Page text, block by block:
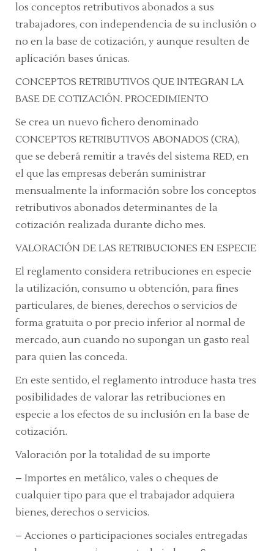
los conceptos retributivos abonados a sus
trabajadores, con independencia de su inclusión o
no en la base de cotización, y aunque resulten de
aplicación bases únicas.
CONCEPTOS RETRIBUTIVOS QUE INTEGRAN LA
BASE DE COTIZACIÓN. PROCEDIMIENTO
Se crea un nuevo fichero denominado
CONCEPTOS RETRIBUTIVOS ABONADOS (CRA),
que se deberá remitir a través del sistema RED, en
el que las empresas deberán suministrar
mensualmente la información sobre los conceptos
retributivos abonados determinantes de la
cotización realizada durante dicho mes.
VALORACIÓN DE LAS RETRIBUCIONES EN ESPECIE
El reglamento considera retribuciones en especie
la utilización, consumo u obtención, para fines
particulares, de bienes, derechos o servicios de
forma gratuita o por precio inferior al normal de
mercado, aun cuando no supongan un gasto real
para quien las conceda.
En este sentido, el reglamento introduce hasta tres
posibilidades de valorar las retribuciones en
especie a los efectos de su inclusión en la base de
cotización.
Valoración por la totalidad de su importe
– Importes en metálico, vales o cheques de
cualquier tipo para que el trabajador adquiera
bienes, derechos o servicios.
– Acciones o participaciones sociales entregadas